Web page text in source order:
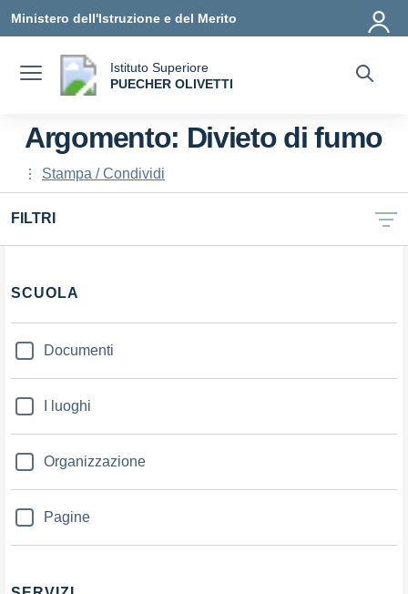
Ministero dell'Istruzione e del Merito
Istituto Superiore
PUECHER OLIVETTI
Argomento: Divieto di fumo
Stampa / Condividi
FILTRI
Filtri
SCUOLA
Documenti
I luoghi
Organizzazione
Pagine